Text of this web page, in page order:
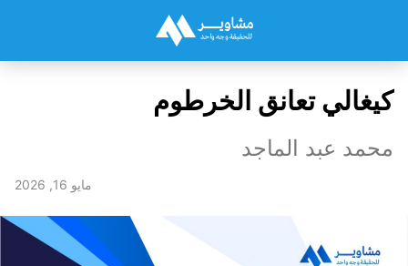
​كيغالي تعانق الخرطوم
محمد عبد الماجد
مايو 16, 2026